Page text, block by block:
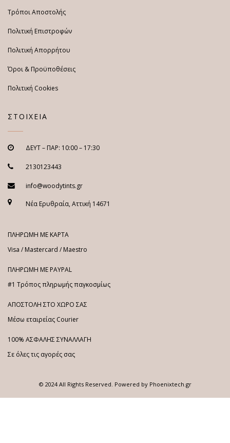
Τρόποι Αποστολής
Πολιτική Επιστροφών
Πολιτική Απορρήτου
Όροι & Προϋποθέσεις
Πολιτική Cookies
ΣΤΟΙΧΕΙΑ
ΔΕΥΤ – ΠΑΡ: 10:00 – 17:30
2130123443
info@woodytints.gr
Νέα Ερυθραία, Αττική 14671
ΠΛΗΡΩΜΗ ΜΕ ΚΑΡΤΑ
Visa / Mastercard / Maestro
ΠΛΗΡΩΜΗ ΜΕ PAYPAL
#1 Τρόπος πληρωμής παγκοσμίως
ΑΠΟΣΤΟΛΗ ΣΤΟ ΧΩΡΟ ΣΑΣ
Μέσω εταιρείας Courier
100% ΑΣΦΑΛΗΣ ΣΥΝΑΛΛΑΓΗ
Σε όλες τις αγορές σας
© 2024 All Rights Reserved. Powered by Phoenixtech.gr